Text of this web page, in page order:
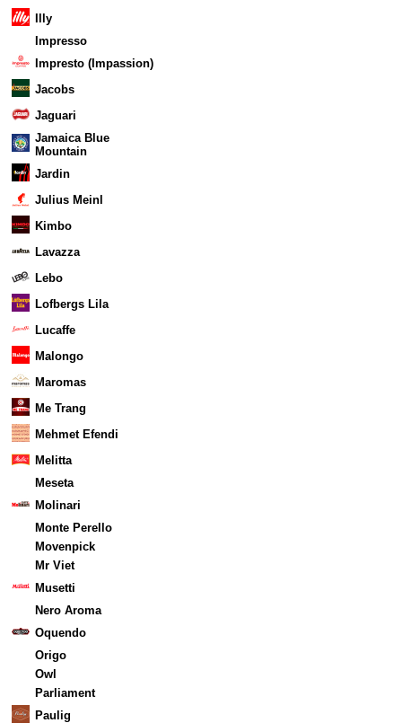
Illy
Impresso
Impresto (Impassion)
Jacobs
Jaguari
Jamaica Blue
Mountain
Jardin
Julius Meinl
Kimbo
Lavazza
Lebo
Lofbergs Lila
Lucaffe
Malongo
Maromas
Me Trang
Mehmet Efendi
Melitta
Meseta
Molinari
Monte Perello
Movenpick
Mr Viet
Musetti
Nero Aroma
Oquendo
Origo
Owl
Parliament
Paulig